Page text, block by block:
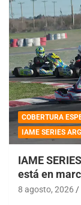
COBERTURA
IAME SERIES
IAME
está en
8 agosto, 2026